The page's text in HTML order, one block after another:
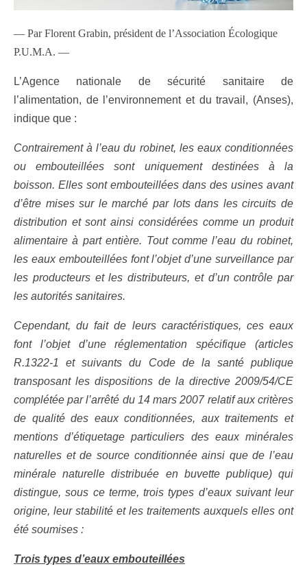
— Par Florent Grabin, président de l’Association Écologique
P.U.M.A. —
L’Agence nationale de sécurité sanitaire de
l’alimentation, de l’environnement et du travail, (Anses),
indique que :
Contrairement à l’eau du robinet, les eaux conditionnées
ou embouteillées sont uniquement destinées à la
boisson. Elles sont embouteillées dans des usines avant
d’être mises sur le marché par lots dans les circuits de
distribution et sont ainsi considérées comme un produit
alimentaire à part entière. Tout comme l’eau du robinet,
les eaux embouteillées font l’objet d’une surveillance par
les producteurs et les distributeurs, et d’un contrôle par
les autorités sanitaires.
Cependant, du fait de leurs caractéristiques, ces eaux
font l’objet d’une réglementation spécifique (articles
R.1322-1 et suivants du Code de la santé publique
transposant les dispositions de la directive 2009/54/CE
complétée par l’arrêté du 14 mars 2007 relatif aux critères
de qualité des eaux conditionnées, aux traitements et
mentions d’étiquetage particuliers des eaux minérales
naturelles et de source conditionnée ainsi que de l’eau
minérale naturelle distribuée en buvette publique) qui
distingue, sous ce terme, trois types d’eaux suivant leur
origine, leur stabilité et les traitements auxquels elles ont
été soumises :
Trois types d’eaux embouteillées